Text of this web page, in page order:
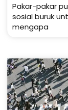
Pakar-pakar
sosial buruk
mengapa